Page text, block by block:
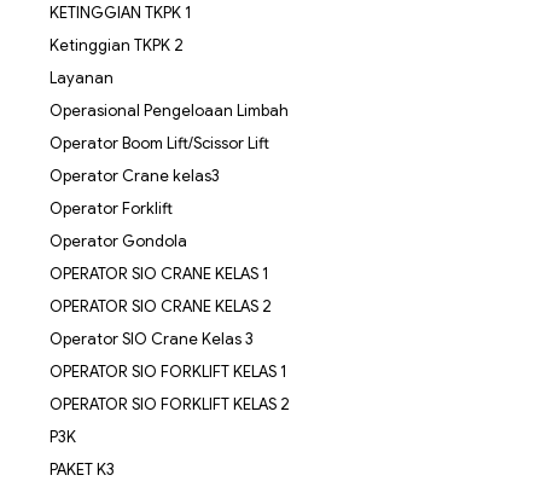
KETINGGIAN TKPK 1
Ketinggian TKPK 2
Layanan
Operasional Pengeloaan Limbah
Operator Boom Lift/Scissor Lift
Operator Crane kelas3
Operator Forklift
Operator Gondola
OPERATOR SIO CRANE KELAS 1
OPERATOR SIO CRANE KELAS 2
Operator SIO Crane Kelas 3
OPERATOR SIO FORKLIFT KELAS 1
OPERATOR SIO FORKLIFT KELAS 2
P3K
PAKET K3